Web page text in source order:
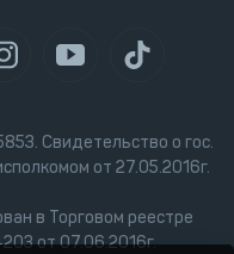
Свидетельство о гос.
от 27.05.2016г.
в Торговом реестре
от 07.06.2016г.